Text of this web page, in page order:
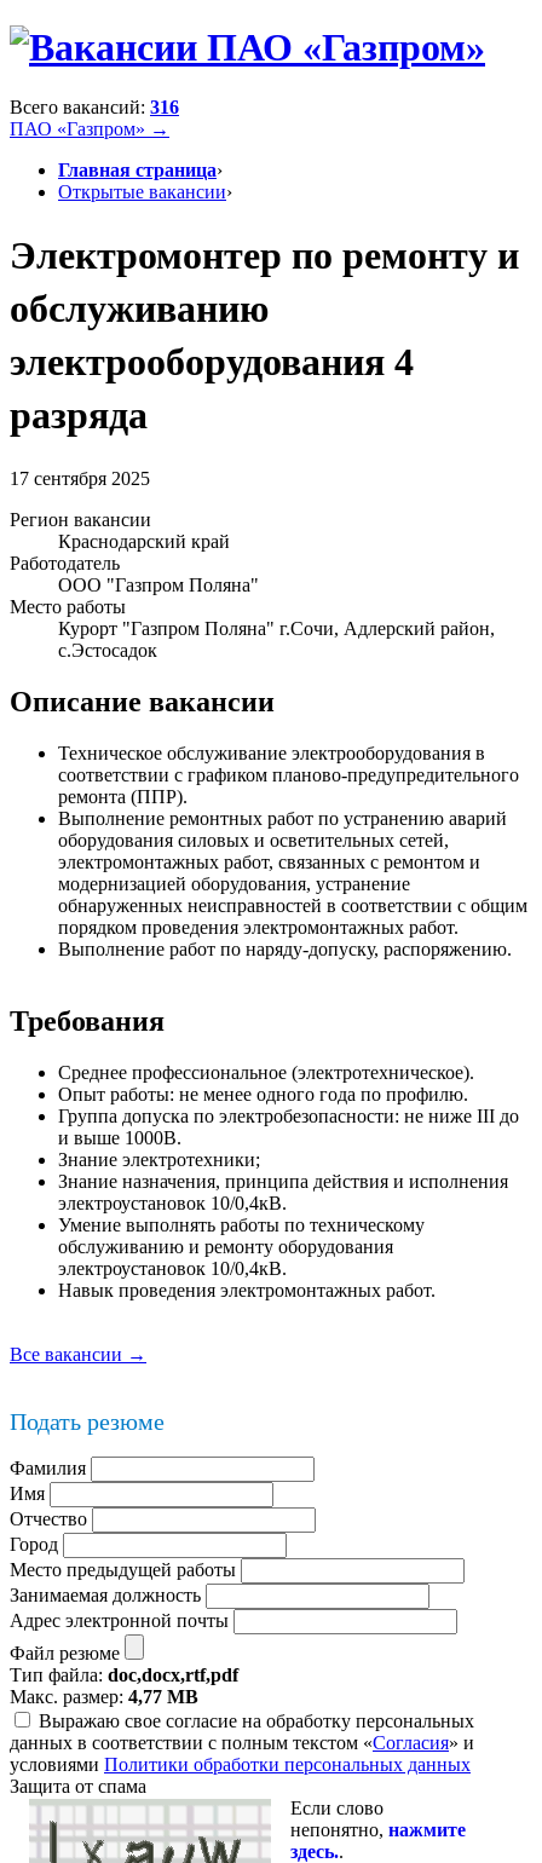
Всего вакансий: 316
ПАО «Газпром» →
Главная страница›
Открытые вакансии›
Электромонтер по ремонту и
обслуживанию
электрооборудования 4
разряда
17 сентября 2025
Регион вакансии
Краснодарский край
Работодатель
ООО "Газпром Поляна"
Место работы
Курорт "Газпром Поляна" г.Сочи, Адлерский район,
с.Эстосадок
Описание вакансии
Техническое обслуживание электрооборудования в
соответствии с графиком планово-предупредительного
ремонта (ППР).
Выполнение ремонтных работ по устранению аварий
оборудования силовых и осветительных сетей,
электромонтажных работ, связанных с ремонтом и
модернизацией оборудования, устранение
обнаруженных неисправностей в соответствии с общим
порядком проведения электромонтажных работ.
Выполнение работ по наряду-допуску, распоряжению.
Требования
Среднее профессиональное (электротехническое).
Опыт работы: не менее одного года по профилю.
Группа допуска по электробезопасности: не ниже III до
и выше 1000В.
Знание электротехники;
Знание назначения, принципа действия и исполнения
электроустановок 10/0,4кВ.
Умение выполнять работы по техническому
обслуживанию и ремонту оборудования
электроустановок 10/0,4кВ.
Навык проведения электромонтажных работ.
Все вакансии →
Подать резюме
Фамилия
Имя
Отчество
Город
Место предыдущей работы
Занимаемая должность
Адрес электронной почты
Файл резюме
Тип файла: doc,docx,rtf,pdf
Макс. размер: 4,77 MB
Выражаю свое согласие на обработку персональных
данных в соответствии с полным текстом «Согласия» и
условиями Политики обработки персональных данных
Защита от спама
Если слово
непонятно, нажмите
здесь..